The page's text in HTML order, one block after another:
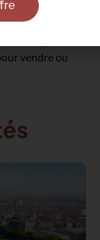
ou la location
N’hésitez pas à
vendre ou